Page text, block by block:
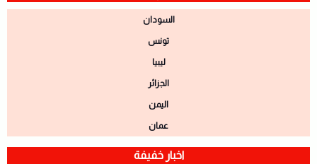
السودان
تونس
ليبيا
الجزائر
اليمن
عمان
اخبار خفيفة